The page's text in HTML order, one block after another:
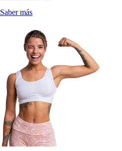
Saber más